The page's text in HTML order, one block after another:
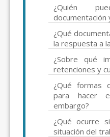
¿Quién
documentación
¿Qué
la respuesta a
¿Sobre qué
retenciones y
¿Qué formas
para hacer
embargo?
¿Qué ocurre
situación del